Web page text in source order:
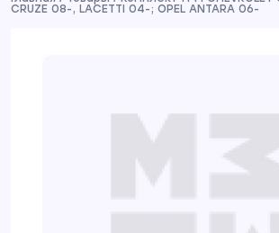
CRUZE 08-, LACETTI 04-; OPEL ANTARA 06-